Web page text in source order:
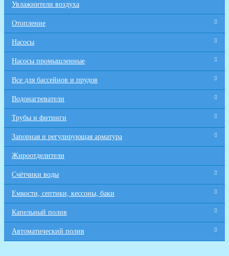
Увлажнители воздуха
Отопление
Насосы
Насосы промышленные
Все для бaссейнов и прудов
Водонагреватели
Трубы и фитинги
Запорная и регулирующая арматура
Жироотделители
Счётчики воды
Емкости, септики, кессоны, баки
Капельный полив
Автоматический полив